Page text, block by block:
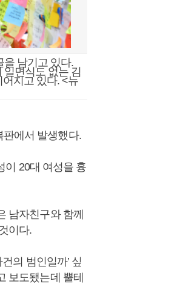
남기고 있다.
일면식도 없는 김
지고 있다. <뉴
에서 발생했다.
이 20대 여성을 흉
남자친구와 함께
이다.
의 범인일까’ 싶
보도됐는데 뿔테